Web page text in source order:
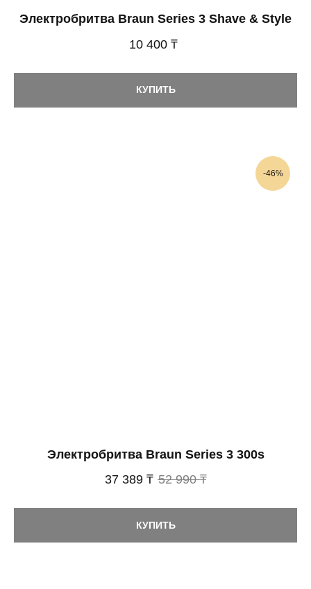
Электробритва Braun Series 3 Shave & Style
10 400 ₸
КУПИТЬ
-46%
Электробритва Braun Series 3 300s
37 389 ₸ 52 990 ₸
КУПИТЬ